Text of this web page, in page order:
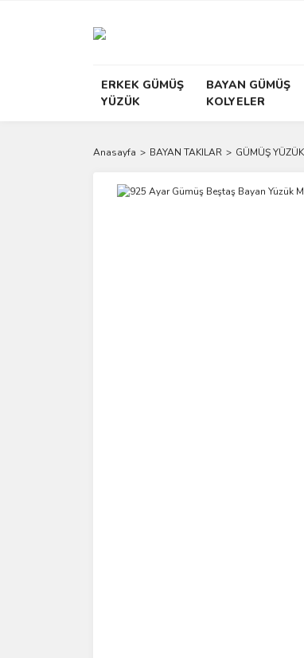
ERKEK GÜMÜŞ
YÜZÜK
BAYAN GÜMÜŞ
KOLYELER
Anasayfa BAYAN TAKILAR GÜMÜŞ